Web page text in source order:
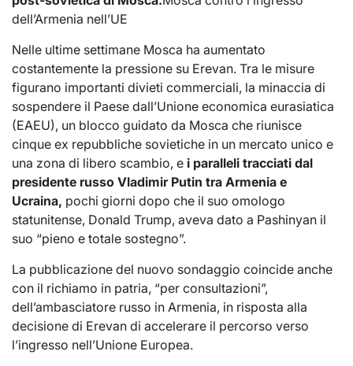
dell’Armenia nell’UE
Nelle ultime settimane Mosca ha aumentato
costantemente la pressione su Erevan. Tra le misure
figurano importanti divieti commerciali, la minaccia di
sospendere il Paese dall’Unione economica eurasiatica
(EAEU), un blocco guidato da Mosca che riunisce
cinque ex repubbliche sovietiche in un mercato unico e
una zona di libero scambio, e i paralleli tracciati dal
presidente russo Vladimir Putin tra Armenia e
Ucraina, pochi giorni dopo che il suo omologo
statunitense, Donald Trump, aveva dato a Pashinyan il
suo “pieno e totale sostegno”.
La pubblicazione del nuovo sondaggio coincide anche
con il richiamo in patria, “per consultazioni”,
dell’ambasciatore russo in Armenia, in risposta alla
decisione di Erevan di accelerare il percorso verso
l’ingresso nell’Unione Europea.